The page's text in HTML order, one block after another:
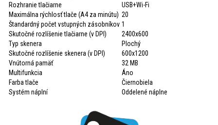
Rozhranie tlačiarne
USB+Wi-Fi
Maximálna rýchlosť tlače (A4 za minútu) 20
Štandardný počet vstupných zásobníkov 1
Skutočné rozlíšenie tlačiarne (v DPI)
2400x600
Typ skenera
Plochý
Skutočné rozlíšenie skenera (v DPI)
600x1200
Vnútorná pamäť
32 MB
Multifunkcia
Áno
Farba tlače
Čiernobiela
Systém náplní
Oddelené náplne